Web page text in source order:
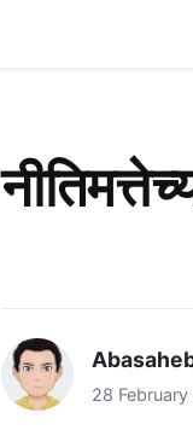
28 February